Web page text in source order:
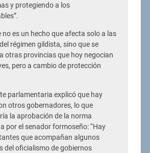
y protegiendo a los
no es un hecho que afecta solo a las
régimen gildista, sino que se
otras provincias que hoy negocian
pero a cambio de protección
parlamentaria explicó que hay
otros gobernadores, lo que
la aprobación de la norma
por el senador formoseño: “Hay
que acompañan algunos
del oficialismo de gobiernos